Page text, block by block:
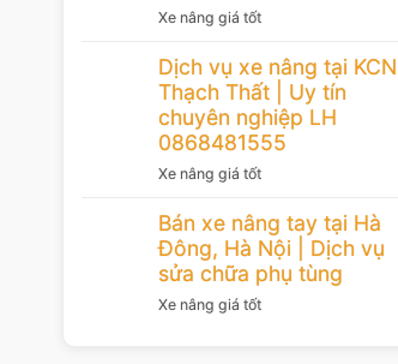
Xe nâng giá tốt
Dịch vụ xe nâng tại KCN
Thạch Thất | Uy tín
chuyên nghiệp LH
0868481555
Xe nâng giá tốt
Bán xe nâng tay tại Hà
Đông, Hà Nội | Dịch vụ
sửa chữa phụ tùng
Xe nâng giá tốt